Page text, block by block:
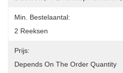
Min. Bestelaantal:
2 Reeksen
Prijs:
Depends On The Order Quantity